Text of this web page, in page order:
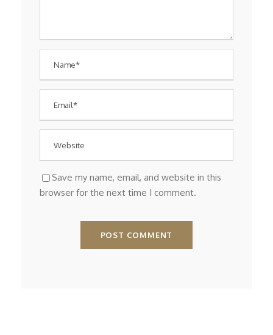
Save my name, email, and website in this
browser for the next time I comment.